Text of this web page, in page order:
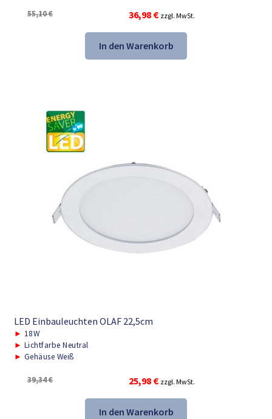
55,10€
Ursprünglicher
Preis
war:
55,10 €
36,98 €Aktueller
Preis
ist:
36,98 €.
zzgl. MwSt.
In den Warenkorb
LED Einbauleuchten OLAF 22,5cm
► 18W
► Lichtfarbe Neutral
► Gehäuse Weiß
39,34€
Ursprünglicher
Preis
war:
25,98 €Aktueller
Preis
ist:
zzgl. MwSt.
In den Warenkorb